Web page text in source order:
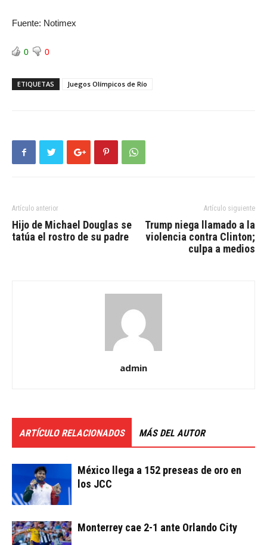
Fuente: Notimex
0 0
ETIQUETAS Juegos Olímpicos de Río
Artículo anterior
Hijo de Michael Douglas se
tatúa el rostro de su padre
Artículo siguiente
Trump niega llamado a la
violencia contra Clinton;
culpa a medios
admin
ARTÍCULO RELACIONADOS MÁS DEL AUTOR
México llega a 152 preseas de oro en
los JCC
Monterrey cae 2-1 ante Orlando City